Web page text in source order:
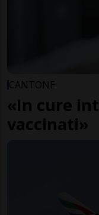
CANTONE
«In cure
vaccinati»